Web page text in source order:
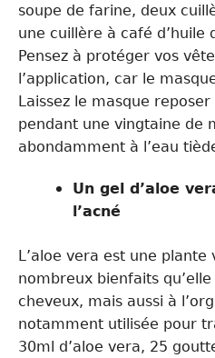
soupe de farine, deux
une cuillère à café d’huile
Pensez à protéger vos
l’application, car le
Laissez le masque
pendant une vingtaine de
abondamment à l’eau
Un gel d’aloe
l’acné
L’aloe vera est une
nombreux bienfaits
cheveux, mais aussi à
notamment utilisée pour
30ml d’aloe vera, 25